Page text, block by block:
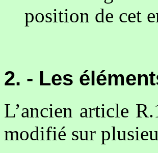
position de cet
2. - Les
L’ancien article
modifié sur